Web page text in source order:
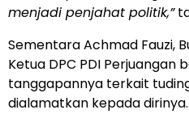
menjadi penjahat politik,”
Sementara Achmad Fauzi,
Ketua DPC PDI Perjuangan
tanggapannya terkait
dialamatkan kepada dirinya.